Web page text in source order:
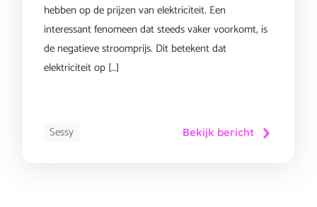
hebben op de prijzen van elektriciteit. Een
interessant fenomeen dat steeds vaker voorkomt, is
de negatieve stroomprijs. Dit betekent dat
elektriciteit op […]
Sessy Bekijk bericht